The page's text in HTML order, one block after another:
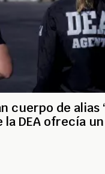
cuerpo de alias
la DEA ofrecía